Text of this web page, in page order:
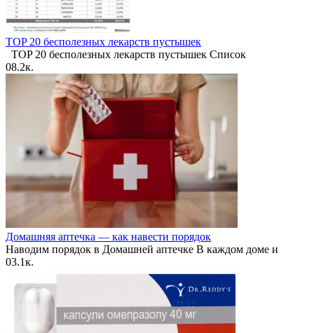
TOP 20 бесполезных лекарств пустышек
TOP 20 бесполезных лекарств пустышек Список
08.2к.
Домашняя аптечка — как навести порядок
Наводим порядок в Домашней аптечке В каждом доме и
03.1к.